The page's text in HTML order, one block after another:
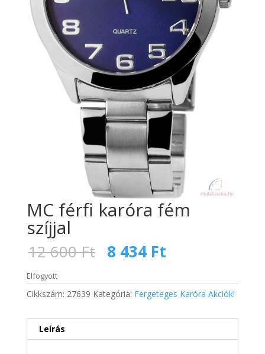
MC férfi karóra fém
szíjjal
12 600Ft Original
price
was:
12
600 Ft.
8 434 Ft
is:
8
434 Ft.
Elfogyott
Cikkszám: 27639 Kategória: Fergeteges Karóra Akciók!
Leírás